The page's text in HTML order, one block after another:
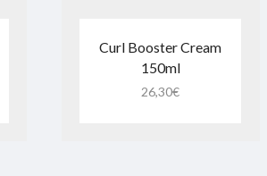
Curl Booster Cream
150ml
26,30€